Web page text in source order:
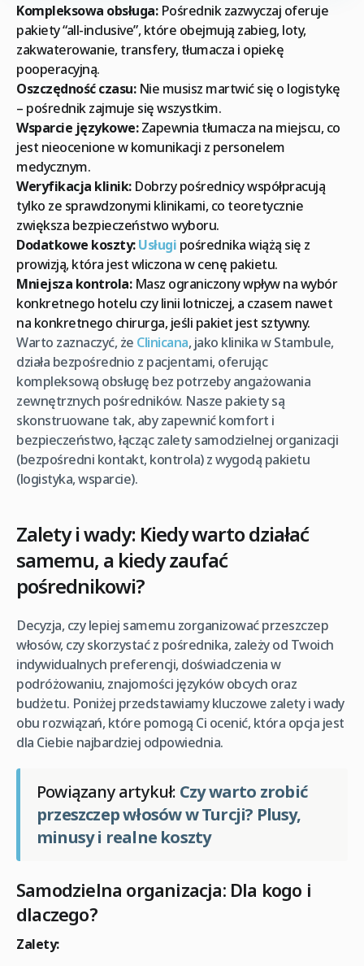
Kompleksowa obsługa:Pośrednik zazwyczaj oferuje
pakiety “all-inclusive”, które obejmują zabieg, loty,
zakwaterowanie, transfery, tłumacza i opiekę
pooperacyjną.
Oszczędność czasu:Nie musisz martwić się o logistykę
– pośrednik zajmuje się wszystkim.
Wsparcie językowe:Zapewnia tłumacza na miejscu, co
jest nieocenione w komunikacji z personelem
medycznym.
Weryfikacja klinik:Dobrzy pośrednicy współpracują
tylko ze sprawdzonymi klinikami, co teoretycznie
zwiększa bezpieczeństwo wyboru.
Dodatkowe koszty: Usługi pośrednika wiążą się z
prowizją, która jest wliczona w cenę pakietu.
Mniejsza kontrola:Masz ograniczony wpływ na wybór
konkretnego hotelu czy linii lotniczej, a czasem nawet
na konkretnego chirurga, jeśli pakiet jest sztywny.
Warto zaznaczyć, że Clinicana, jako klinika w Stambule,
działa bezpośrednio z pacjentami, oferując
kompleksową obsługę bez potrzeby angażowania
zewnętrznych pośredników. Nasze pakiety są
skonstruowane tak, aby zapewnić komfort i
bezpieczeństwo, łącząc zalety samodzielnej organizacji
(bezpośredni kontakt, kontrola) z wygodą pakietu
(logistyka, wsparcie).
Zalety i wady: Kiedy warto działać
samemu, a kiedy zaufać
pośrednikowi?
Decyzja, czy lepiej samemu zorganizować przeszczep
włosów, czy skorzystać z pośrednika, zależy od Twoich
indywidualnych preferencji, doświadczenia w
podróżowaniu, znajomości języków obcych oraz
budżetu. Poniżej przedstawiamy kluczowe zalety i wady
obu rozwiązań, które pomogą Ci ocenić, która opcja jest
dla Ciebie najbardziej odpowiednia.
Powiązany artykuł: Czy warto zrobić
przeszczep włosów w Turcji? Plusy,
minusy i realne koszty
Samodzielna organizacja: Dla kogo i
dlaczego?
Zalety: